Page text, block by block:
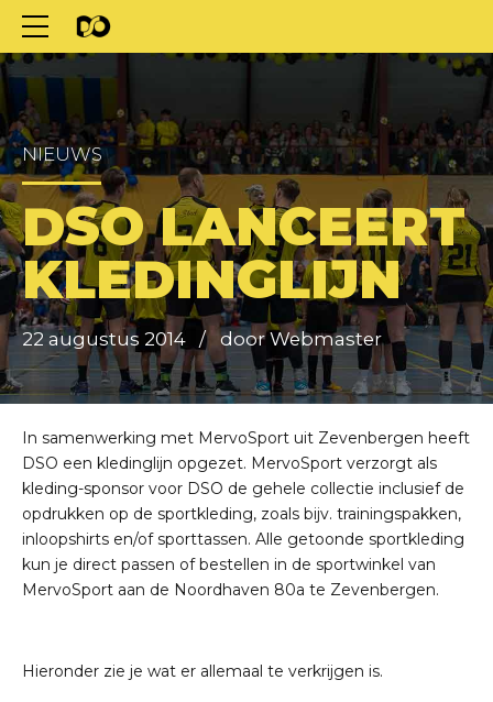
NIEUWS
DSO LANCEERT
KLEDINGLIJN
22 augustus 2014 door Webmaster
In samenwerking met MervoSport uit Zevenbergen heeft
DSO een kledinglijn opgezet. MervoSport verzorgt als
kleding-sponsor voor DSO de gehele collectie inclusief de
opdrukken op de sportkleding, zoals bijv. trainingspakken,
inloopshirts en/of sporttassen. Alle getoonde sportkleding
kun je direct passen of bestellen in de sportwinkel van
MervoSport aan de Noordhaven 80a te Zevenbergen.
Hieronder zie je wat er allemaal te verkrijgen is.